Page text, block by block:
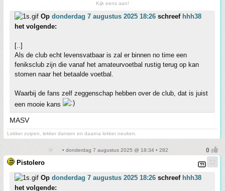
Kijk eens aan!
Op donderdag 7 augustus 2025 18:26 schreef hhh38
het volgende:
[..]
Als de club echt levensvatbaar is zal er binnen no time een
feniksclub zijn die vanaf het amateurvoetbal rustig terug op kan
stomen naar het betaalde voetbal.
Waarbij de fans zelf zeggenschap hebben over de club, dat is juist
een mooie kans
MASV
Lekker zuipen, lekker dansen en daarna lekker neuken.
• donderdag 7 augustus 2025 @ 18:34 • 282
Pistolero
Op donderdag 7 augustus 2025 18:26 schreef hhh38
het volgende: